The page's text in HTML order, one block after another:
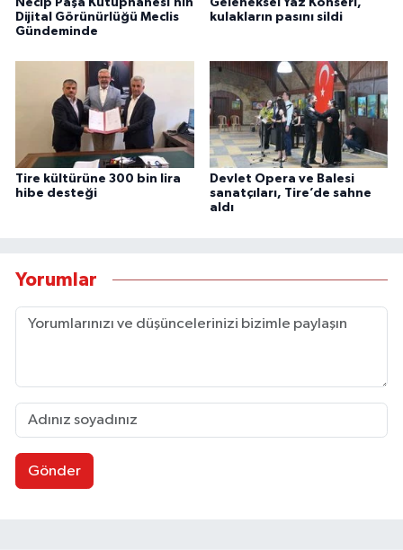
Dijital Görünürlüğü Meclis
Gündeminde
kulakların pasını sildi
Tire kültürüne 300 bin lira
hibe desteği
Devlet Opera ve Balesi
sanatçıları, Tire’de sahne
aldı
Yorumlar
Gönder